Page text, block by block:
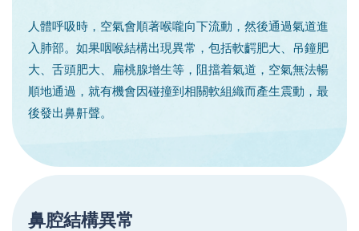
人體呼吸時，空氣會順著喉嚨向下流動，然後通過氣道進
入肺部。如果咽喉結構出現異常，包括軟齶肥大、吊鐘肥
大、舌頭肥大、扁桃腺增生等，阻擋着氣道，空氣無法暢
順地通過，就有機會因碰撞到相關軟組織而產生震動，最
後發出鼻鼾聲。
鼻腔結構異常